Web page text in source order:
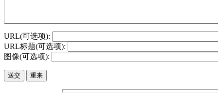
URL(可选项):
URL标题(可选项):
图像(可选项):